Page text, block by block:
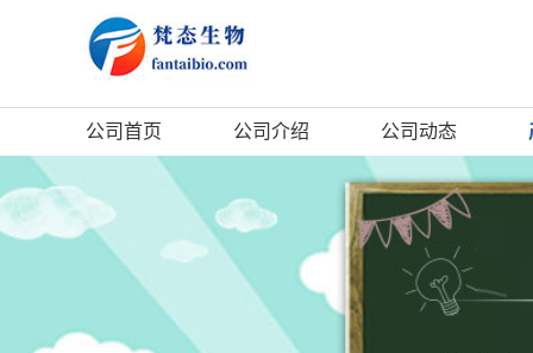
公司首页 公司介绍 公司动态